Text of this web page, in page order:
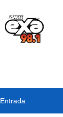
Entrada